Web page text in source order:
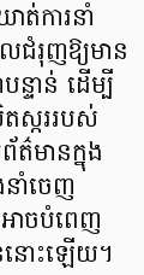
ត់ការនាំ
រុញឱ្យមាន
ន្ទាន់ ដើម្បី
ស្កររបស់
ត៌មានក្នុង
ាំចេញ
ាចបំពេញ
ោះឡើយ។